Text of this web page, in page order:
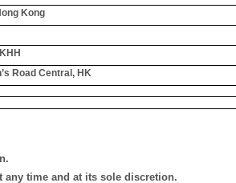
Kong
Road Central, HK
any time and at its sole discretion.